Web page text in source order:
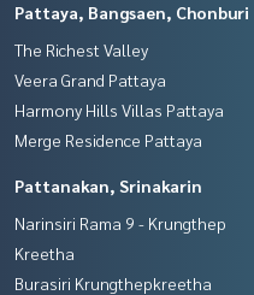
Pattaya, Bangsaen, Chonburi
The Richest Valley
Veera Grand Pattaya
Harmony Hills Villas Pattaya
Merge Residence Pattaya
Pattanakan, Srinakarin
Narinsiri Rama 9 - Krungthep
Kreetha
Burasiri Krungthepkreetha